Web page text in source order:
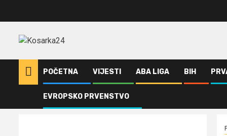
POČETNA VIJESTI ABA LIGA BIH
EVROPSKO PRVENSTVO
Prva Liga Republike Srpske